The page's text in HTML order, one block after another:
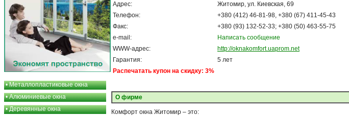
•Металлопластиковые окна
•Алюминиевые окна
•Деревянные окна
Адрес:
Телефон:
Факс:
e-mail:
WWW-адрес:
Гарантия:
Распечатать купон на скидку: 3%
Житомир, ул. Киевская, 69
+380 (412) 46-81-98, +380 (67) 411-45-43
+380 (93) 132-52-33; +380 (50) 463-55-75
Написать сообщение
http://oknakomfort.uaprom.net
5 лет
О фирме
Комфорт окна Житомир – это: